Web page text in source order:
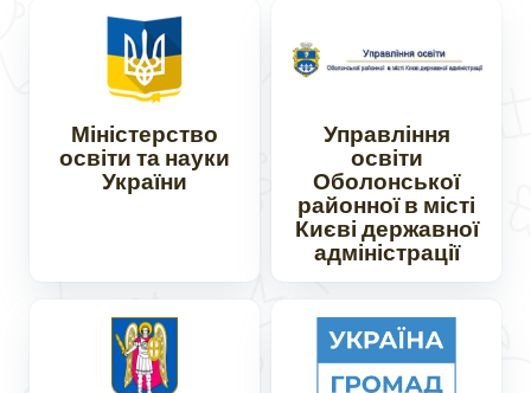
Міністерство
освіти та науки
України
Управління
освіти
Оболонської
районної в місті
Києві державної
адміністрації